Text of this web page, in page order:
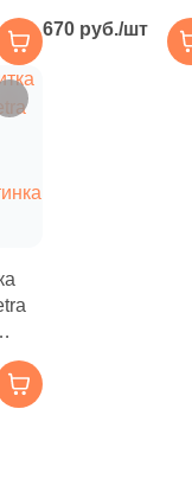
глянцевая
670 руб./шт